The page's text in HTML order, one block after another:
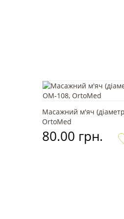
Масажний м'яч
OrtoMed
80.00 грн.